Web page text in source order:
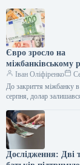
Євро зросло на
міжбанківському
вартість валют на
Мінфін
Іван Оліфіренко
До закриття міжбанку
серпня, долар
в продажу, євро
копійку в покупці та на
Дослідження: Дві